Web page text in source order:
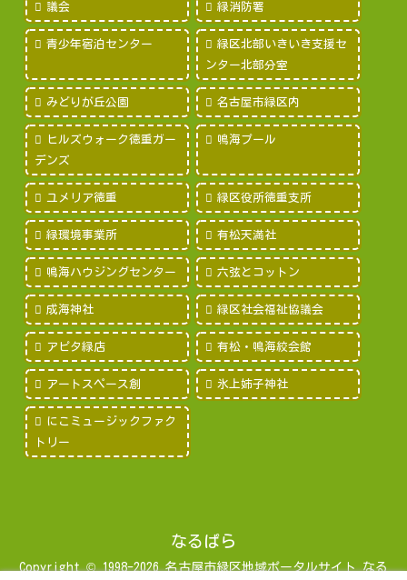
議会 緑消防署
青少年宿泊センター
緑区北部いきいき支援セ
ンター北部分室
みどりが丘公園 名古屋市緑区内
ヒルズウォーク徳重ガー
デンズ
鳴海プール
ユメリア徳重 緑区役所徳重支所
緑環境事業所 有松天満社
鳴海ハウジングセンター 六弦とコットン
成海神社 緑区社会福祉協議会
アピタ緑店 有松・鳴海絞会館
アートスペース創 氷上姉子神社
にこミュージックファク
トリー
なるぱら
Copyright © 1998-2026 名古屋市緑区地域ポータルサイト なる